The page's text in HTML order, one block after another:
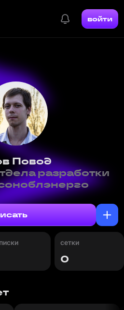
войти
Повод
разработки
сетки
0